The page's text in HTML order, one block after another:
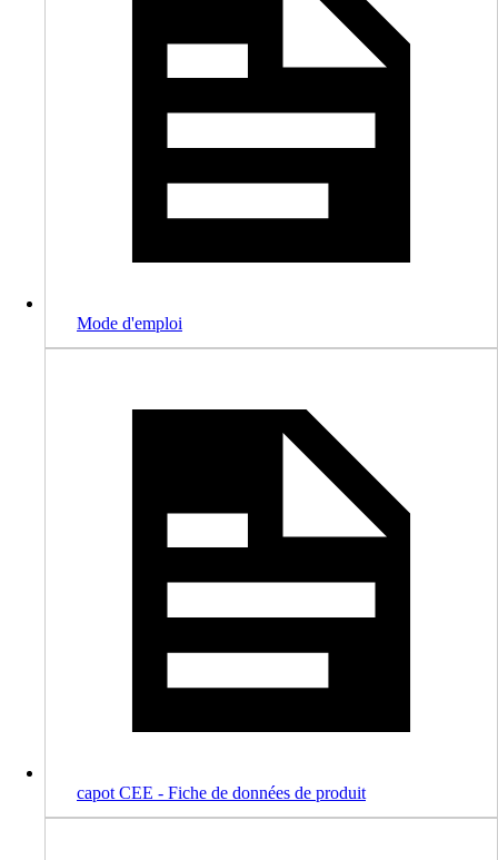
Mode d'emploi
capot CEE - Fiche de données de produit